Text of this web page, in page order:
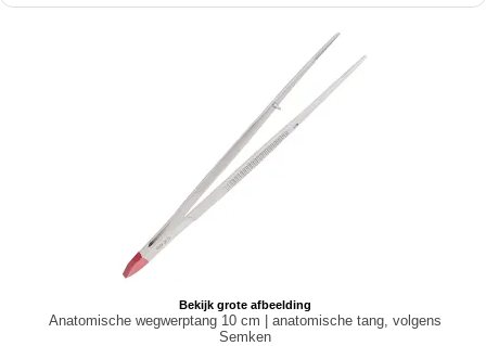
Bekijk grote afbeelding
Anatomische wegwerptang 10 cm | anatomische tang, volgens
Semken